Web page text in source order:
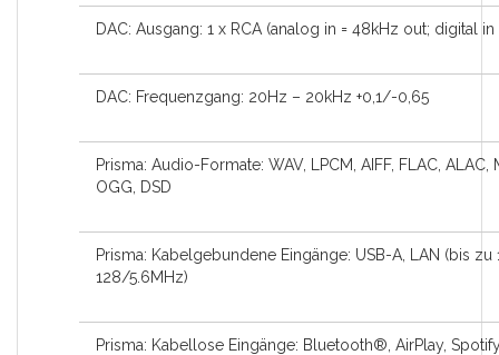
DAC: Ausgang: 1 x RCA (analog in = 48kHz out; digital
DAC: Frequenzgang: 20Hz – 20kHz +0,1/-0,65
Prisma: Audio-Formate: WAV, LPCM, AIFF, FLAC, ALAC,
OGG, DSD
Prisma: Kabelgebundene Eingänge: USB-A, LAN (bis zu
128/5.6MHz)
Prisma: Kabellose Eingänge: Bluetooth®, AirPlay,